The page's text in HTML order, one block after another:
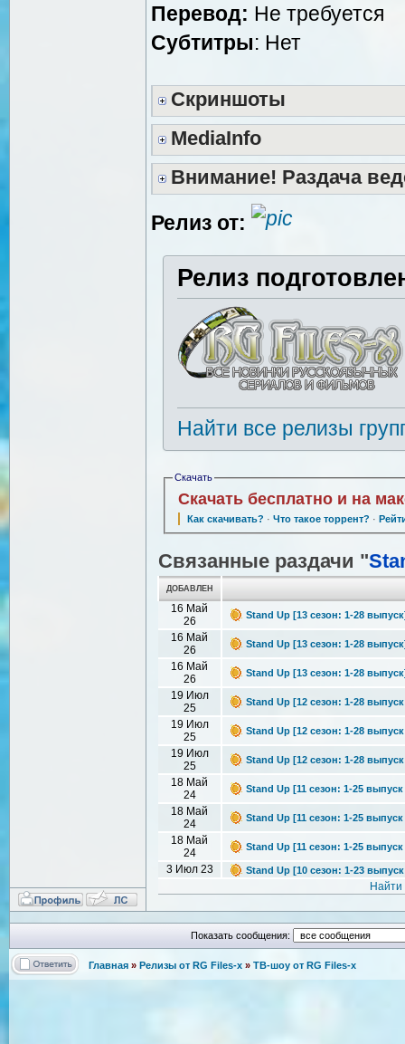
Перевод: Не требуется
Субтитры: Нет
Скриншоты
MediaInfo
Внимание! Раздача
Релиз от:
Релиз
Найти все релизы
Скачать
Скачать бесплатно и на
Как скачивать? · Что такое торрент? ·
Связанные раздачи "
ДОБАВЛЕН
16 Май
26
Stand Up [13 сезон: 1-28
16 Май
26
Stand Up [13 сезон: 1-28
16 Май
26
Stand Up [13 сезон: 1-28
19 Июл
25
Stand Up [12 сезон: 1-28
19 Июл
25
Stand Up [12 сезон: 1-28
19 Июл
25
Stand Up [12 сезон: 1-28
18 Май
24
Stand Up [11 сезон: 1-25
18 Май
24
Stand Up [11 сезон: 1-25
18 Май
24
Stand Up [11 сезон: 1-25
3 Июл 23 Stand Up [10 сезон: 1-23
Найти
Показать сообщения:
Главная » Релизы от RG Files-x » ТВ-шоу от RG Files-x